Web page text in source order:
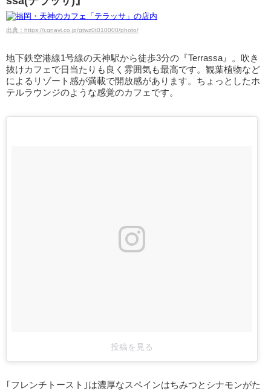
出典：https://r.gnavi.co.jp/gtwz0t010000/photo/
地下鉄空港線1号線の天神駅から徒歩3分の『Terrassa』。吹き
抜けカフェで日当たりも良く雰囲気も最高です。観葉植物など
によるリゾート感が満載で開放感があります。ちょっとしたホ
テルラウンジのような感覚のカフェです。
投稿を見る
｢フレンチトースト｣は濃厚なスペインはちみつとシナモンがた